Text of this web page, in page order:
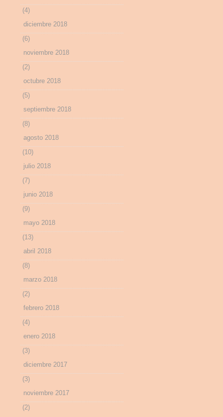
(4)
diciembre 2018
(6)
noviembre 2018
(2)
octubre 2018
(5)
septiembre 2018
(8)
agosto 2018
(10)
julio 2018
(7)
junio 2018
(9)
mayo 2018
(13)
abril 2018
(8)
marzo 2018
(2)
febrero 2018
(4)
enero 2018
(3)
diciembre 2017
(3)
noviembre 2017
(2)